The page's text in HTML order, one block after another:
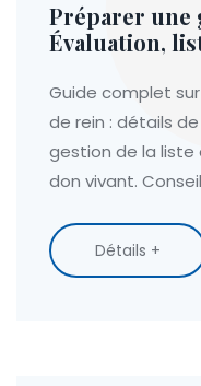
Préparer une
Évaluation,
Guide complet
de rein : détails
gestion de la
don vivant.
Détails +